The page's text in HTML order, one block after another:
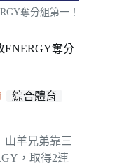
奪分組第一！
ENERGY奪分
綜合體育
山羊兄弟靠三
，取得2連